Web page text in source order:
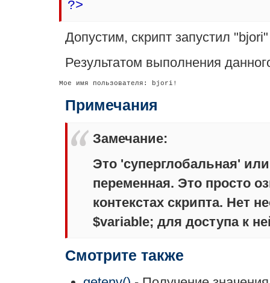
?>
Допустим, скрипт запустил "bjori"
Результатом выполнения
Примечания
Замечание:
Это 'суперглобальная'
переменная. Это просто
контекстах скрипта. Нет
$variable; для доступа к
Смотрите также